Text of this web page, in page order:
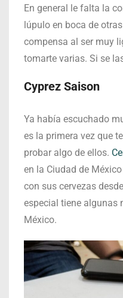
En general le falta la
lúpulo en boca de
compensa al ser muy
tomarte varias. Si se
Cyprez Saison
Ya había escuchado
es la primera vez que
probar algo de ellos.
en la Ciudad de
con sus cervezas
especial tiene algunas
México.